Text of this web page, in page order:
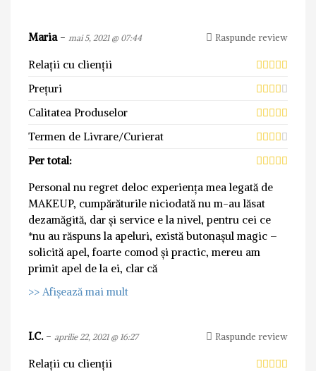
Maria- mai 5, 2021 @ 07:44 Raspunde review
Relații cu clienții
Prețuri
Calitatea Produselor
Termen de Livrare/Curierat
Per total:
Personal nu regret deloc experiența mea legată de
MAKEUP, cumpărăturile niciodată nu m-au lăsat
dezamăgită, dar și service e la nivel, pentru cei ce
*nu au răspuns la apeluri, există butonașul magic –
solicită apel, foarte comod și practic, mereu am
primit apel de la ei, clar că
>> Afișează mai mult
I.C.- aprilie 22, 2021 @ 16:27 Raspunde review
Relații cu clienții